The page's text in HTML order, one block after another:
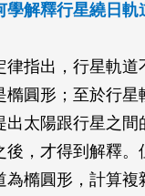
學解釋行星繞日軌
律指出，行星軌道
橢圓形；至於行星
出太陽跟行星之間
後，才得到解釋。
為橢圓形，計算複